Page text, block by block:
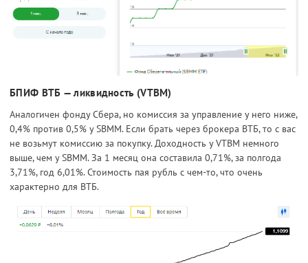
БПИФ ВТБ — ликвидность (VTBM)
Аналогичен фонду Сбера, но комиссия за управление у него ниже,
0,4% против 0,5% у SBMM. Если брать через брокера ВТБ, то с вас
не возьмут комиссию за покупку. Доходность у VTBM немного
выше, чем у SBMM. За 1 месяц она составила 0,71%, за полгода
3,71%, год 6,01%. Стоимость пая рубль с чем-то, что очень
характерно для ВТБ.